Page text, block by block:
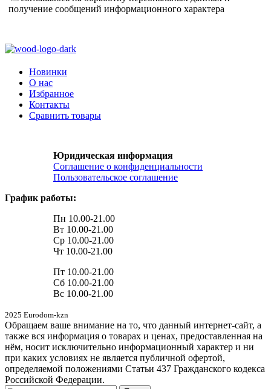
получение сообщений информационного характера
Новинки
О нас
Избранное
Контакты
Сравнить товары
Юридическая информация
Соглашение о конфиденциальности
Пользовательское соглашение
График работы:
Пн 10.00-21.00
Вт 10.00-21.00
Ср 10.00-21.00
Чт 10.00-21.00
Пт 10.00-21.00
Сб 10.00-21.00
Вс 10.00-21.00
2025 Eurodom-kzn
Обращаем ваше внимание на то, что данный интернет-сайт, а
также вся информация о товарах и ценах, предоставленная на
нём, носит исключительно информационный характер и ни
при каких условиях не является публичной офертой,
определяемой положениями Статьи 437 Гражданского кодекса
Российской Федерации.